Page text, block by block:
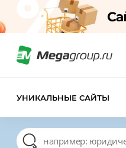
УНИКАЛЬНЫЕ САЙТЫ